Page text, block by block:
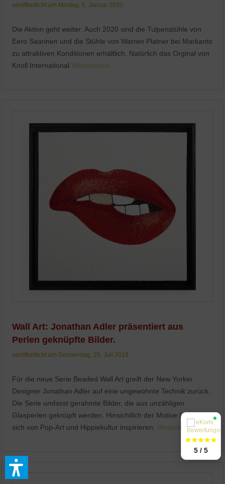
veröffentlicht am Montag, 6. Januar 2020
Die Aktion geht weiter: Auch 2020 sind die Tulpenstühle von
Eero Saarinen und die Stühle von Warren Platner bei Markanto
zu attraktiven Konditionen erhältlich. Natürlich das Orginal von
Knoll InternationalWeiterlesen
Wall Art: Jonathan Adler präsentiert aus
Perlen geknüpfte Bilder.
veröffentlicht am Donnerstag, 25. Juli 2019
Für die neue Serie Beaded Wall Art greift der New Yorker
Designer Jonathan Adler auf eine ungewohnte Technik zurück.
Die Serie umfasst gerahmte Bilder, die aus unzähligen
Glasperlen geknüpft werden. Hinsichtlich der Motive ließ Adler
sich von Pop-Art und Hippiekultur inspirieren.Weiterlesen
5 / 5